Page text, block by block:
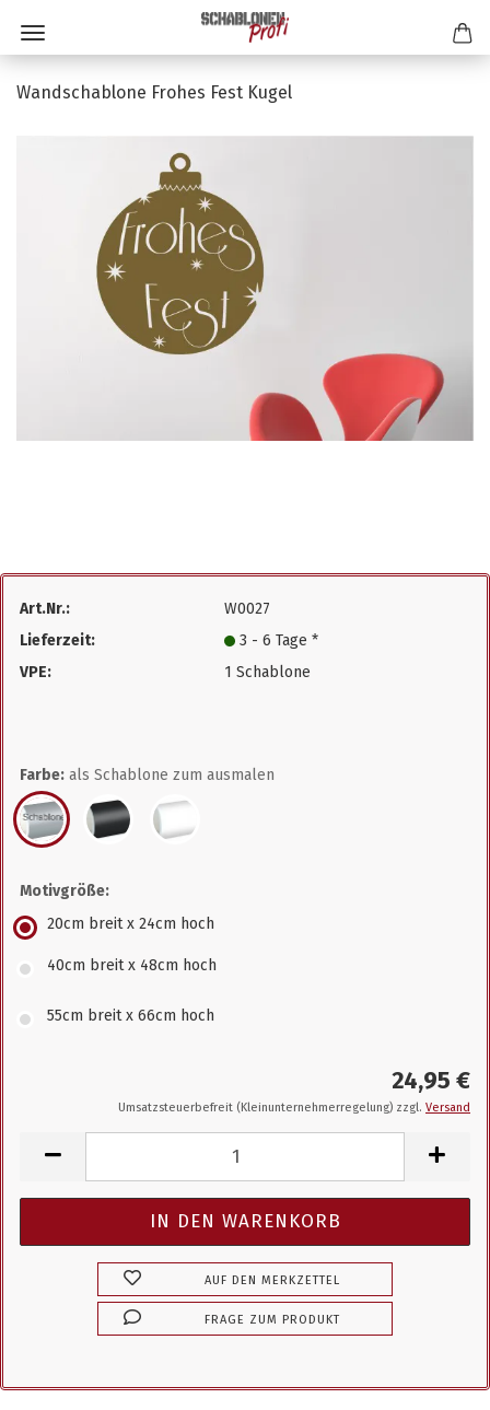
Wandschablone Frohes Fest Kugel
Art.Nr.:
W0027
Lieferzeit:
3 - 6 Tage *
VPE:
1 Schablone
Farbe: als Schablone zum ausmalen
Motivgröße:
20cm breit x 24cm hoch
40cm breit x 48cm hoch
55cm breit x 66cm hoch
24,95 €
Umsatzsteuerbefreit (Kleinunternehmerregelung) zzgl. Versand
AUF DEN MERKZETTEL
FRAGE ZUM PRODUKT